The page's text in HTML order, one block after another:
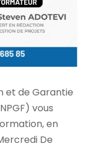
et de Garantie
vous
en
De